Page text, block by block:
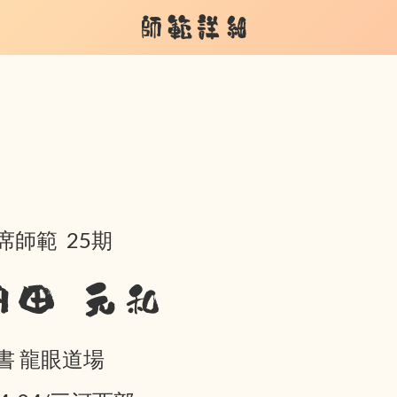
師範詳細
師範 25期
田 元和
龍眼道場